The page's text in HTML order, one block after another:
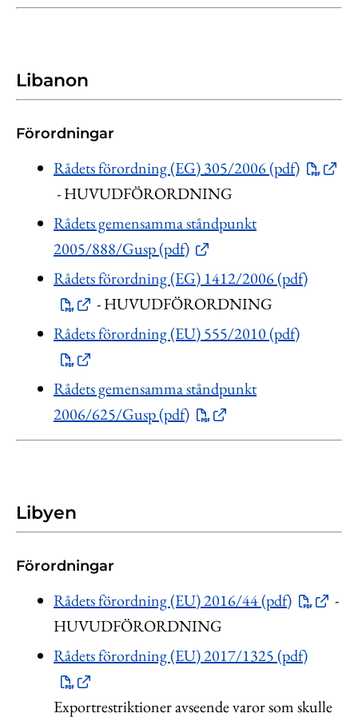
Libanon
Förordningar
Rådets förordning (EG) 305/2006 (pdf)
- HUVUDFÖRORDNING
Rådets gemensamma ståndpunkt
2005/888/Gusp (pdf)
Rådets förordning (EG) 1412/2006 (pdf)
- HUVUDFÖRORDNING
Rådets förordning (EU) 555/2010 (pdf)
Rådets gemensamma ståndpunkt
2006/625/Gusp (pdf)
Libyen
Förordningar
Rådets förordning (EU) 2016/44 (pdf)
-
HUVUDFÖRORDNING
Rådets förordning (EU) 2017/1325 (pdf)
Exportrestriktioner avseende varor som skulle